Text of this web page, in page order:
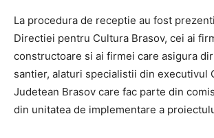
La procedura de receptie au fost
Directiei pentru Cultura Brasov, cei ai
constructoare si ai firmei care asigura
santier, alaturi specialistii din executivul
Judetean Brasov care fac parte din
din unitatea de implementare a